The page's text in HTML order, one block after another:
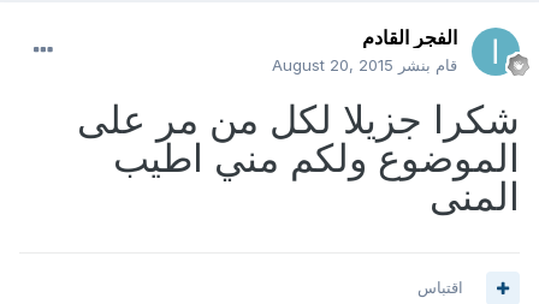
الفجر القادم
قام بنشر August 20, 2015
شكرا جزيلا لكل من مر على
الموضوع ولكم مني اطيب
المنى
اقتباس